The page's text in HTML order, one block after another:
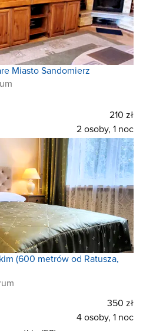
Miasto Sandomierz
210 zł
2 osoby, 1 noc
(600 metrów od Ratusza,
350 zł
4 osoby, 1 noc